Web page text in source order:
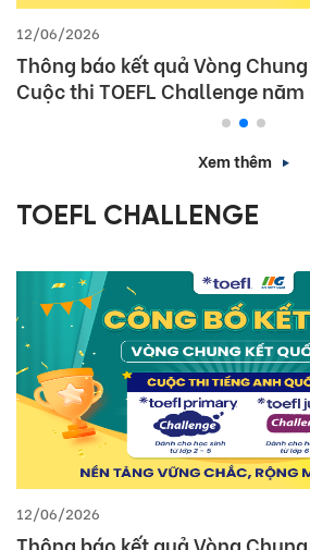
12/06/2026
Thông báo kết quả Vòng
Cuộc thi TOEFL Challenge
Xem thêm
TOEFL CHALLENGE
12/06/2026
Thông báo kết quả Vòng